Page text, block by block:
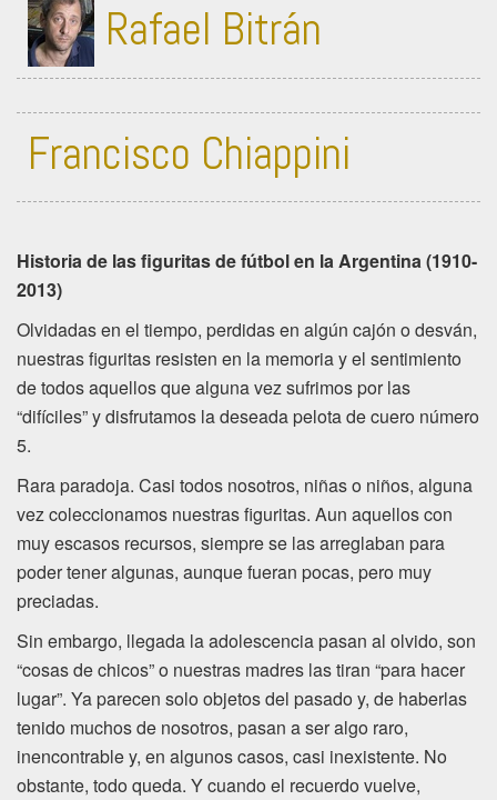
Rafael Bitrán
Francisco Chiappini
Historia de las figuritas de fútbol en la Argentina (1910-
2013)
Olvidadas en el tiempo, perdidas en algún cajón o desván,
nuestras figuritas resisten en la memoria y el sentimiento
de todos aquellos que alguna vez sufrimos por las
“difíciles” y disfrutamos la deseada pelota de cuero número
5.
Rara paradoja. Casi todos nosotros, niñas o niños, alguna
vez coleccionamos nuestras figuritas. Aun aquellos con
muy escasos recursos, siempre se las arreglaban para
poder tener algunas, aunque fueran pocas, pero muy
preciadas.
Sin embargo, llegada la adolescencia pasan al olvido, son
“cosas de chicos” o nuestras madres las tiran “para hacer
lugar”. Ya parecen solo objetos del pasado y, de haberlas
tenido muchos de nosotros, pasan a ser algo raro,
inencontrable y, en algunos casos, casi inexistente. No
obstante, todo queda. Y cuando el recuerdo vuelve,